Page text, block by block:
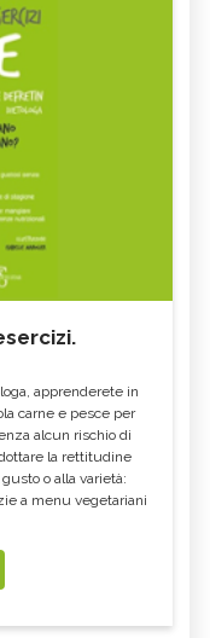
apprenderete in
carne e pesce per
alcun rischio di
la rettitudine
o alla varietà:
a menu vegetariani